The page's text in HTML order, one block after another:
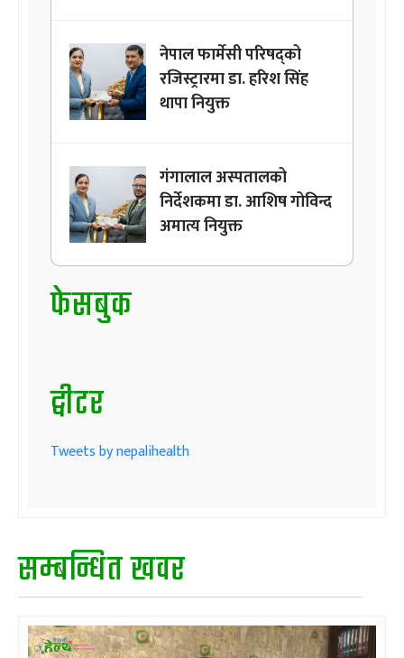
नेपाल फार्मेसी परिषद्को
रजिस्ट्रारमा डा. हरिश सिंह
थापा नियुक्त
गंगालाल अस्पतालको
निर्देशकमा डा. आशिष गोविन्द
अमात्य नियुक्त
फेसबुक
ट्वीटर
Tweets by nepalihealth
सम्बन्धित खवर